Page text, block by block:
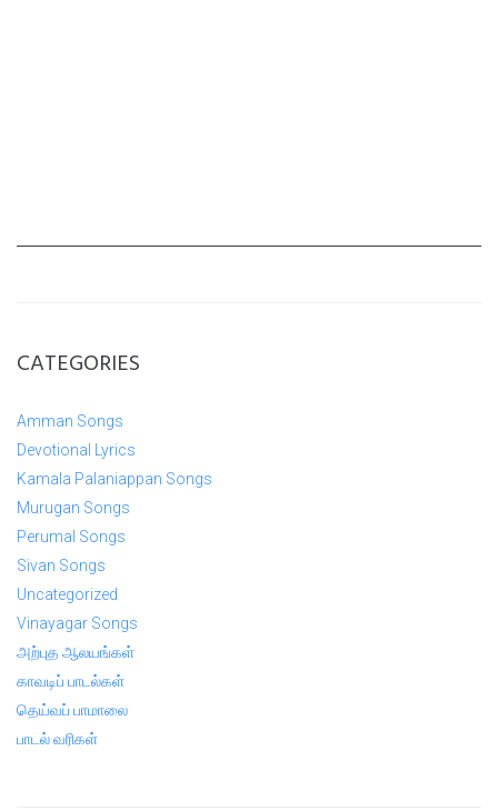
CATEGORIES
Amman Songs
Devotional Lyrics
Kamala Palaniappan Songs
Murugan Songs
Perumal Songs
Sivan Songs
Uncategorized
Vinayagar Songs
அற்புத ஆலயங்கள்
காவடிப் பாடல்கள்
தெய்வப் பாமாலை
பாடல் வரிகள்